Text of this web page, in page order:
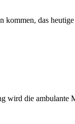
kommen, das
wird die ambulante